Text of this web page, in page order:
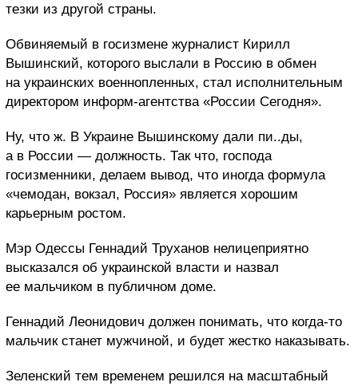
тезки из другой страны.
Обвиняемый в госизмене журналист Кирилл
Вышинский, которого выслали в Россию в обмен
на украинских военнопленных, стал исполнительным
директором информ-агентства «России Сегодня».
Ну, что ж. В Украине Вышинскому дали пи..ды,
а в России — должность. Так что, господа
госизменники, делаем вывод, что иногда формула
«чемодан, вокзал, Россия» является хорошим
карьерным ростом.
Мэр Одессы Геннадий Труханов нелицеприятно
высказался об украинской власти и назвал
ее мальчиком в публичном доме.
Геннадий Леонидович должен понимать, что когда-то
мальчик станет мужчиной, и будет жестко наказывать.
Зеленский тем временем решился на масштабный